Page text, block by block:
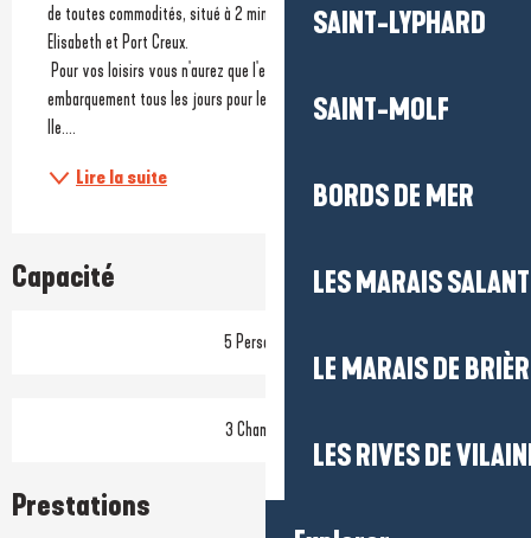
SAINT-LYPHARD
SAINT-MOLF
BORDS DE MER
LES MARAIS
LE MARAIS DE
LES RIVES DE
de toutes commodités, situé à 2 minutes à pied des plages de Ker
Elisabeth et Port Creux.
embarquement tous les jours pour les iles de Houat, Hoedic et Belle
Ile....
Lire la suite
Capacité
5 Personne(s)
3 Chambre(s)
Prestations